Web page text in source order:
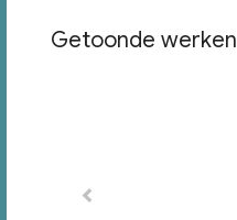
Getoonde werken